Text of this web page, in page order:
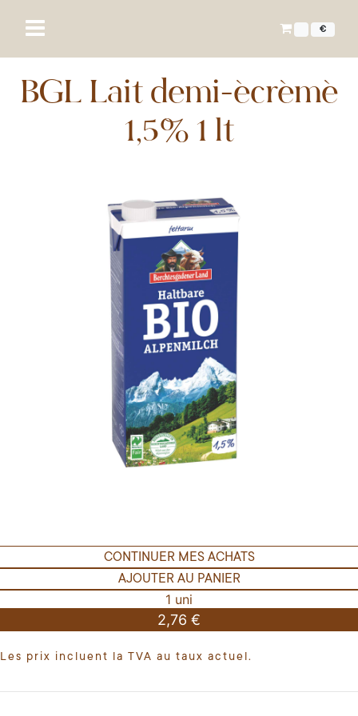
€
BGL Lait demi-écrémé
1,5% 1 lt
CONTINUER MES ACHATS
AJOUTER AU PANIER
1 uni
2,76 €
Les prix incluent la TVA au taux actuel.